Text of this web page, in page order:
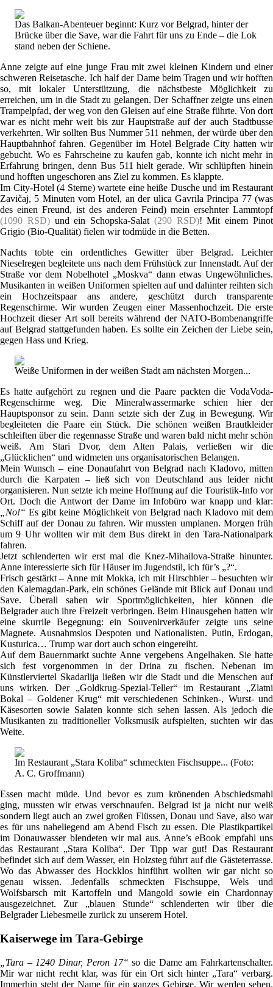
Das Balkan-Abenteuer beginnt: Kurz vor Belgrad, hinter der
Brücke über die Save, war die Fahrt für uns zu Ende – die Lok
stand neben der Schiene.
Anne zeigte auf eine junge Frau mit zwei kleinen Kindern und einer
schweren Reisetasche. Ich half der Dame beim Tragen und wir hofften
so, mit lokaler Unterstützung, die nächstbeste Möglichkeit zu
erreichen, um in die Stadt zu gelangen. Der Schaffner zeigte uns einen
Trampelpfad, der weg von den Gleisen auf eine Straße führte. Von dort
war es nicht mehr weit bis zur Hauptstraße auf der auch Stadtbusse
verkehrten. Wir sollten Bus Nummer 511 nehmen, der würde über den
Hauptbahnhof fahren. Gegenüber im Hotel Belgrade City hatten wir
gebucht. Wo es Fahrscheine zu kaufen gab, konnte ich nicht mehr in
Erfahrung bringen, denn Bus 511 hielt gerade. Wir schlüpften hinein
und hofften ungeschoren ans Ziel zu kommen. Es klappte.
Im City-Hotel (4 Sterne) wartete eine heiße Dusche und im Restaurant
Zavičaj, 5 Minuten vom Hotel, an der ulica Gavrila Principa 77 (was
des einen Freund, ist des anderen Feind) mein ersehnter Lammtopf
(1090 RSD)und ein Schopska-Salat (290 RSD)! Mit einem Pinot
Grigio (Bio-Qualität) fielen wir todmüde in die Betten.
Nachts tobte ein ordentliches Gewitter über Belgrad. Leichter
Nieselregen begleitete uns nach dem Frühstück zur Innenstadt. Auf der
Straße vor dem Nobelhotel „Moskva“ dann etwas Ungewöhnliches.
Musikanten in weißen Uniformen spielten auf und dahinter reihten sich
ein Hochzeitspaar ans andere, geschützt durch transparente
Regenschirme. Wir wurden Zeugen einer Massenhochzeit. Die erste
Hochzeit dieser Art soll bereits während der NATO-Bombenangriffe
auf Belgrad stattgefunden haben. Es sollte ein Zeichen der Liebe sein,
gegen Hass und Krieg.
Weiße Uniformen in der weißen Stadt am nächsten Morgen...
Es hatte aufgehört zu regnen und die Paare packten die VodaVoda-
Regenschirme weg. Die Mineralwassermarke schien hier der
Hauptsponsor zu sein. Dann setzte sich der Zug in Bewegung. Wir
begleiteten die Paare ein Stück. Die schönen weißen Brautkleider
schleiften über die regennasse Straße und waren bald nicht mehr schön
weiß. Am Stari Dvor, dem Alten Palais, verließen wir die
„Glücklichen“ und widmeten uns organisatorischen Belangen.
Mein Wunsch – eine Donaufahrt von Belgrad nach Kladovo, mitten
durch die Karpaten – ließ sich von Deutschland aus leider nicht
organisieren. Nun setzte ich meine Hoffnung auf die Touristik-Info vor
Ort. Doch die Antwort der Dame im Infobüro war knapp und klar:
„No!“ Es gibt keine Möglichkeit von Belgrad nach Kladovo mit dem
Schiff auf der Donau zu fahren. Wir mussten umplanen. Morgen früh
um 9 Uhr wollten wir mit dem Bus direkt in den Tara-Nationalpark
fahren.
Jetzt schlenderten wir erst mal die Knez-Mihailova-Straße hinunter.
Anne interessierte sich für Häuser im Jugendstil, ich für’s „?“.
Frisch gestärkt – Anne mit Mokka, ich mit Hirschbier – besuchten wir
den Kalemagdan-Park, ein schönes Gelände mit Blick auf Donau und
Save. Überall sahen wir Sportmöglichkeiten, hier können die
Belgrader auch ihre Freizeit verbringen. Beim Hinausgehen hatten wir
eine skurrile Begegnung: ein Souvenirverkäufer zeigte uns seine
Magnete. Ausnahmslos Despoten und Nationalisten. Putin, Erdogan,
Kusturica… Trump war dort auch schon eingereiht.
Auf dem Bauernmarkt suchte Anne vergebens Angelhaken. Sie hatte
sich fest vorgenommen in der Drina zu fischen. Nebenan im
Künstlerviertel Skadarlija ließen wir die Stadt und die Menschen auf
uns wirken. Der „Goldkrug-Spezial-Teller“ im Restaurant „Zlatni
Bokal – Goldener Krug“ mit verschiedenen Schinken-, Wurst- und
Käsesorten sowie Salaten konnte sich sehen lassen. Als jedoch die
Musikanten zu traditioneller Volksmusik aufspielten, suchten wir das
Weite.
Im Restaurant „Stara Koliba“ schmeckten Fischsuppe... (Foto:
A. C. Groffmann)
Essen macht müde. Und bevor es zum krönenden Abschiedsmahl
ging, mussten wir etwas verschnaufen. Belgrad ist ja nicht nur weiß
sondern liegt auch an zwei großen Flüssen, Donau und Save, also war
es für uns naheliegend am Abend Fisch zu essen. Die Plastikpartikel
im Donauwasser blendeten wir mal aus. Anne’s eBook empfahl uns
das Restaurant „Stara Koliba“. Der Tipp war gut! Das Restaurant
befindet sich auf dem Wasser, ein Holzsteg führt auf die Gästeterrasse.
Wo das Abwasser des Hockklos hinführt wollten wir gar nicht so
genau wissen. Jedenfalls schmeckten Fischsuppe, Wels und
Wolfsbarsch mit Kartoffeln und Mangold sowie ein Chardonnay
ausgezeichnet. Zur „blauen Stunde“ schlenderten wir über die
Belgrader Liebesmeile zurück zu unserem Hotel.
Kaiserwege im Tara-Gebirge
„Tara – 1240 Dinar, Peron 17“ so die Dame am Fahrkartenschalter.
Mir war nicht recht klar, was für ein Ort sich hinter „Tara“ verbarg.
Immerhin steht der Name für ein ganzes Gebirge. Wir werden sehen.